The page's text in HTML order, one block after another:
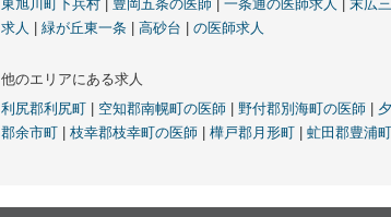
東旭川町下兵村
豊岡五条の医師 一条通の医師求人 末広
求人
緑が丘東一条 高砂台 の医師求人
他のエリアにある求人
利尻郡利尻町
空知郡南幌町の医師 野付郡別海町の医師
郡余市町
枝幸郡枝幸町の医師 樺戸郡月形町 虻田郡豊浦町